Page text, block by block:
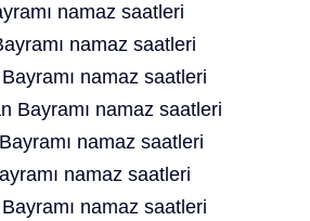
namaz saatleri
namaz saatleri
namaz saatleri
Bayramı namaz saatleri
namaz saatleri
namaz saatleri
namaz saatleri